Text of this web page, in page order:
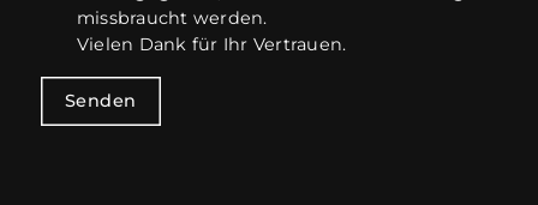
missbraucht werden.
Vielen Dank für Ihr Vertrauen.
Senden